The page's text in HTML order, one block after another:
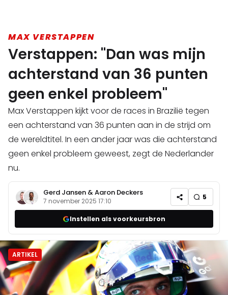
MAX VERSTAPPEN
Verstappen: "Dan was mijn
achterstand van 36 punten
geen enkel probleem"
Max Verstappen kijkt voor de races in Brazilië tegen
een achterstand van 36 punten aan in de strijd om
de wereldtitel. In een ander jaar was die achterstand
geen enkel probleem geweest, zegt de Nederlander
nu.
Gerd Jansen &Aaron Deckers
7 november 2025 17:10 5
Instellen als voorkeursbron
ARTIKEL